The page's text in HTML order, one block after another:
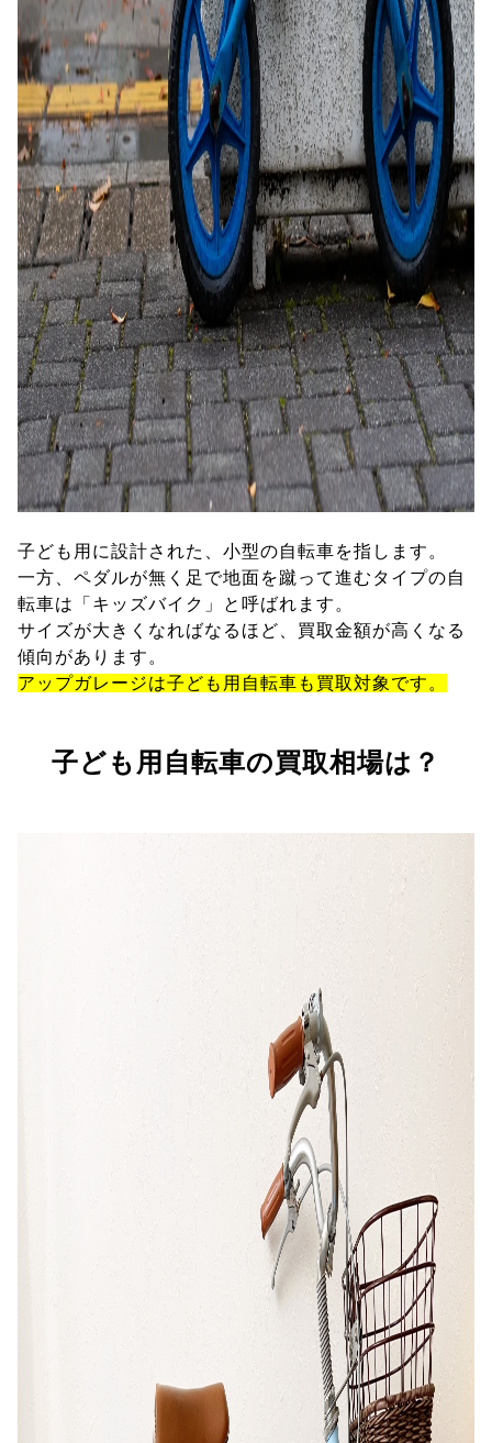
子ども用に設計された、小型の自転車を指します。
一方、ペダルが無く足で地面を蹴って進むタイプの自
転車は「キッズバイク」と呼ばれます。
サイズが大きくなればなるほど、買取金額が高くなる
傾向があります。
アップガレージは子ども用自転車も買取対象です。
子ども用自転車の買取相場は？